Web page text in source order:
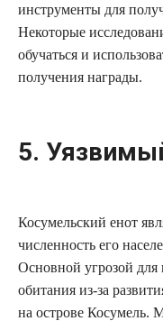
инструменты для
Некоторые
обучаться и
получения награды.
5.
Косумельский енот
численность его
Основной угрозой для
обитания из-за
на острове Косумель.